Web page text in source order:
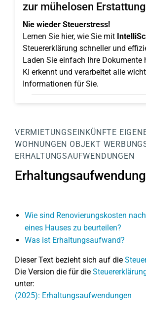
zur mühelosen
Nie wieder Steuerstress!
Lernen Sie hier, wie Sie mit
Steuererklärung schneller und
Laden Sie einfach Ihre Dokumente
KI erkennt und verarbeitet alle
Informationen für Sie.
VERMIETUNGSEINKÜNFTE
WOHNUNGEN OBJEKT
ERHALTUNGSAUFWENDUNGEN
Wie sind Renovierungskosten
eines Hauses zu beurteilen?
Was ist Erhaltungsaufwand?
Dieser Text bezieht sich auf die
Die Version die für die
unter:
(2025): Erhaltungsaufwendungen